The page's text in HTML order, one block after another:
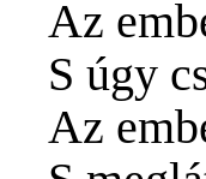
Az
S úgy
Az